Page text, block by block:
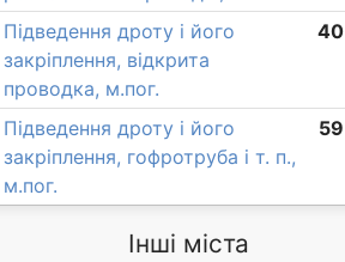
Підведення дроту і його
закріплення, відкрита
проводка, м.пог.
40
Підведення дроту і його
закріплення, гофротруба і т. п.,
м.пог.
59
Інші міста